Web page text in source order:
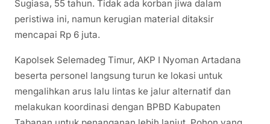
Sugiasa, 55 tahun. Tidak ada korban jiwa dalam
peristiwa ini, namun kerugian material ditaksir
mencapai Rp 6 juta.
Kapolsek Selemadeg Timur, AKP I Nyoman Artadana
beserta personel langsung turun ke lokasi untuk
mengalihkan arus lalu lintas ke jalur alternatif dan
melakukan koordinasi dengan BPBD Kabupaten